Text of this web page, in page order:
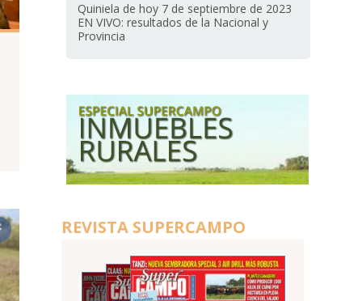
Quiniela de hoy 7 de septiembre de 2023
EN VIVO: resultados de la Nacional y
Provincia
REVISTA SUPERCAMPO